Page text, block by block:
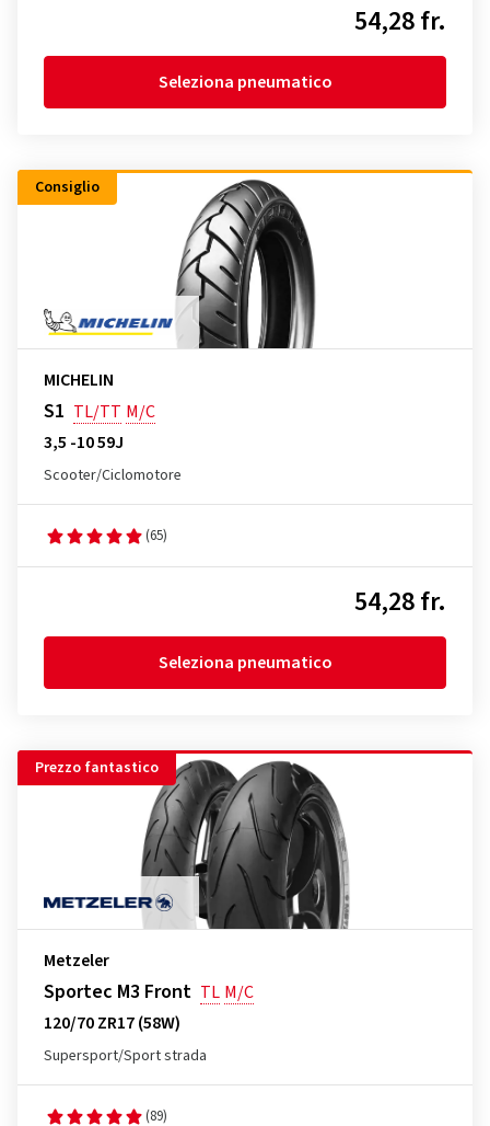
54,28 fr.
Seleziona pneumatico
Consiglio
MICHELIN
S1 TL/TT M/C
3,5 -10 59J
Scooter/Ciclomotore
(65)
54,28 fr.
Seleziona pneumatico
Prezzo fantastico
Metzeler
Sportec M3 Front TL M/C
120/70 ZR17 (58W)
Supersport/Sport strada
(89)